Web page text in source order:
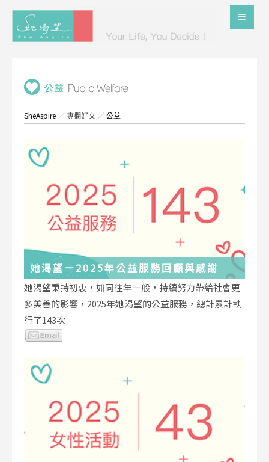
SheAspire ／專欄好文 ／公益
她渴望－2025年公益服務回顧與感謝
她渴望秉持初衷，如同往年一般，持續努力帶給社會更
多美善的影響，2025年她渴望的公益服務，總計累計執
行了143次